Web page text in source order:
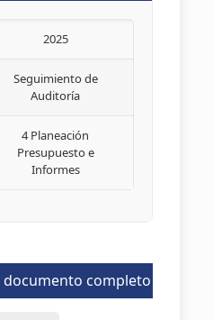
2025
Seguimiento de
Auditoría
4 Planeación
Presupuesto e
Informes
documento completo